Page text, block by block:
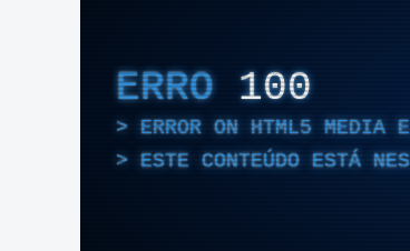
ERRO 100
ERROR ON HTML5 MEDIA
ESTE CONTEÚDO ESTÁ